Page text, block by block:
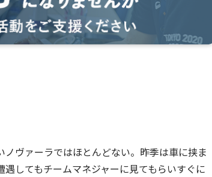
ヴァーラではほとんどない。昨季は車に挟ま
してもチームマネジャーに見てもらいすぐに